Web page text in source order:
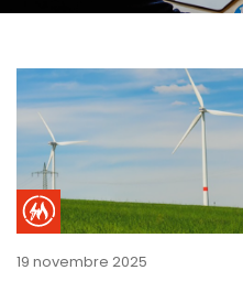
19 novembre 2025